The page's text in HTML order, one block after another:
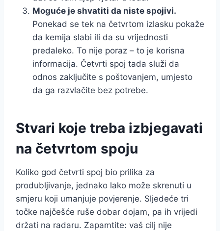
Moguće je shvatiti da niste spojivi.
Ponekad se tek na četvrtom izlasku pokaže
da kemija slabi ili da su vrijednosti
predaleko. To nije poraz – to je korisna
informacija. Četvrti spoj tada služi da
odnos zaključite s poštovanjem, umjesto
da ga razvlačite bez potrebe.
Stvari koje treba izbjegavati
na četvrtom spoju
Koliko god četvrti spoj bio prilika za
produbljivanje, jednako lako može skrenuti u
smjeru koji umanjuje povjerenje. Sljedeće tri
točke najčešće ruše dobar dojam, pa ih vrijedi
držati na radaru. Zapamtite: vaš cilj nije